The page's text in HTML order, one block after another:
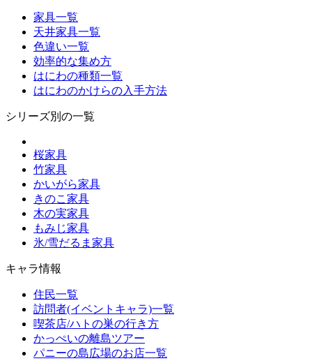
家具一覧
天井家具一覧
色違い一覧
効率的な集め方
はにわの種類一覧
はにわのかけらの入手方法
シリーズ別の一覧
桜家具
竹家具
かいがら家具
きのこ家具
木の実家具
もみじ家具
氷/雪だるま家具
キャラ情報
住民一覧
訪問者(イベントキャラ)一覧
喫茶店/ハトの巣の行き方
かっぺいの離島ツアー
パニーの島広場のお店一覧